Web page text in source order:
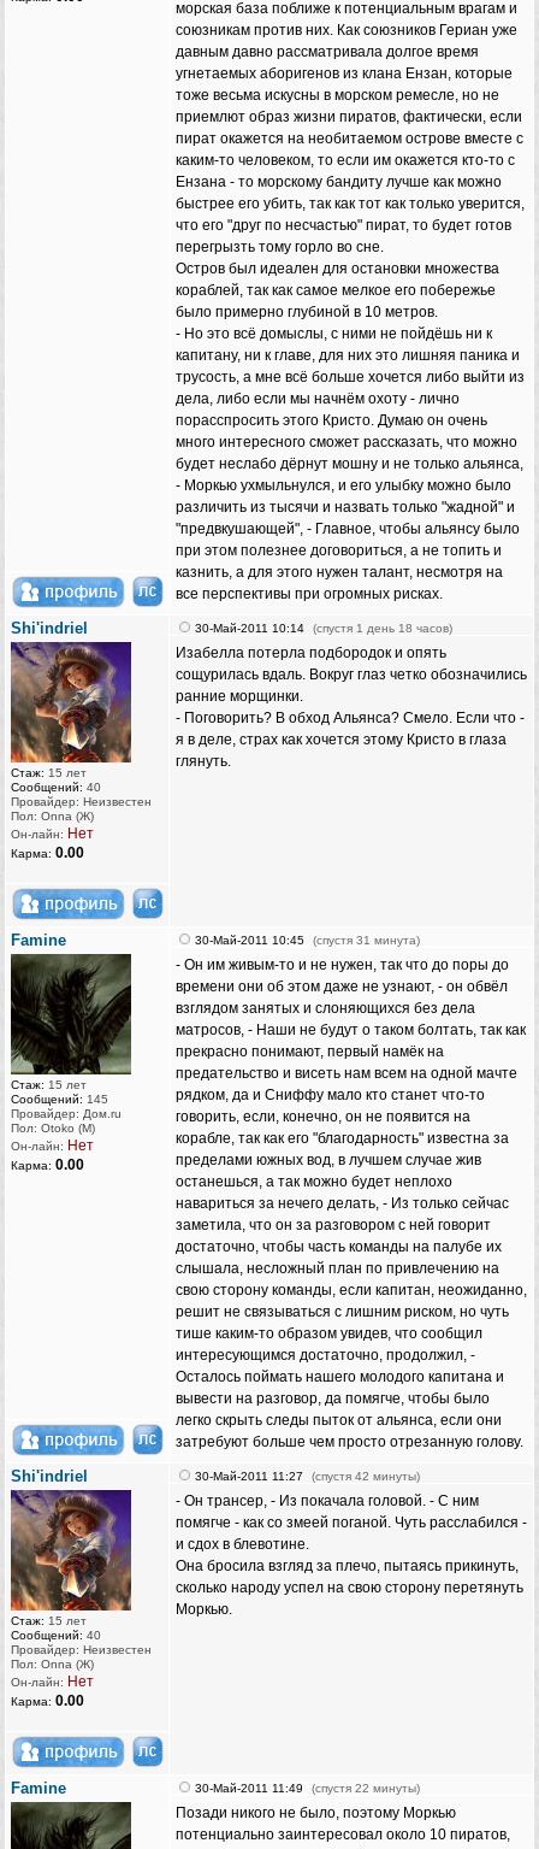
морская база поближе к потенциальным врагам и
союзникам против них. Как союзников Гериан уже
давным давно рассматривала долгое время
угнетаемых аборигенов из клана Ензан, которые
тоже весьма искусны в морском ремесле, но не
приемлют образ жизни пиратов, фактически, если
пират окажется на необитаемом острове вместе с
каким-то человеком, то если им окажется кто-то с
Ензана - то морскому бандиту лучше как можно
быстрее его убить, так как тот как только уверится,
что его "друг по несчастью" пират, то будет готов
перегрызть тому горло во сне.
Остров был идеален для остановки множества
кораблей, так как самое мелкое его побережье
было примерно глубиной в 10 метров.
- Но это всё домыслы, с ними не пойдёшь ни к
капитану, ни к главе, для них это лишняя паника и
трусость, а мне всё больше хочется либо выйти из
дела, либо если мы начнём охоту - лично
порасспросить этого Кристо. Думаю он очень
много интересного сможет рассказать, что можно
будет неслабо дёрнут мошну и не только альянса,
- Моркью ухмыльнулся, и его улыбку можно было
различить из тысячи и назвать только "жадной" и
"предвкушающей", - Главное, чтобы альянсу было
при этом полезнее договориться, а не топить и
казнить, а для этого нужен талант, несмотря на
все перспективы при огромных рисках.
Shi'indriel
Стаж: 15 лет
Сообщений: 40
Провайдер: Неизвестен
Пол: Onna (Ж)
Он-лайн: Нет
Карма: 0.00
30-Май-2011 10:14 (спустя 1 день 18 часов)
Изабелла потерла подбородок и опять
сощурилась вдаль. Вокруг глаз четко обозначились
ранние морщинки.
- Поговорить? В обход Альянса? Смело. Если что -
я в деле, страх как хочется этому Кристо в глаза
глянуть.
Famine
Стаж: 15 лет
Сообщений: 145
Провайдер: Дом.ru
Пол: Otoko (M)
Он-лайн: Нет
Карма: 0.00
30-Май-2011 10:45 (спустя 31 минута)
- Он им живым-то и не нужен, так что до поры до
времени они об этом даже не узнают, - он обвёл
взглядом занятых и слоняющихся без дела
матросов, - Наши не будут о таком болтать, так как
прекрасно понимают, первый намёк на
предательство и висеть нам всем на одной мачте
рядком, да и Сниффу мало кто станет что-то
говорить, если, конечно, он не появится на
корабле, так как его "благодарность" известна за
пределами южных вод, в лучшем случае жив
останешься, а так можно будет неплохо
навариться за нечего делать, - Из только сейчас
заметила, что он за разговором с ней говорит
достаточно, чтобы часть команды на палубе их
слышала, несложный план по привлечению на
свою сторону команды, если капитан, неожиданно,
решит не связываться с лишним риском, но чуть
тише каким-то образом увидев, что сообщил
интересующимся достаточно, продолжил, -
Осталось поймать нашего молодого капитана и
вывести на разговор, да помягче, чтобы было
легко скрыть следы пыток от альянса, если они
затребуют больше чем просто отрезанную голову.
Shi'indriel
Стаж: 15 лет
Сообщений: 40
Провайдер: Неизвестен
Пол: Onna (Ж)
Он-лайн: Нет
Карма: 0.00
30-Май-2011 11:27 (спустя 42 минуты)
- Он трансер, - Из покачала головой. - С ним
помягче - как со змеей поганой. Чуть расслабился -
и сдох в блевотине.
Она бросила взгляд за плечо, пытаясь прикинуть,
сколько народу успел на свою сторону перетянуть
Моркью.
Famine 30-Май-2011 11:49 (спустя 22 минуты)
Позади никого не было, поэтому Моркью
потенциально заинтересовал около 10 пиратов,